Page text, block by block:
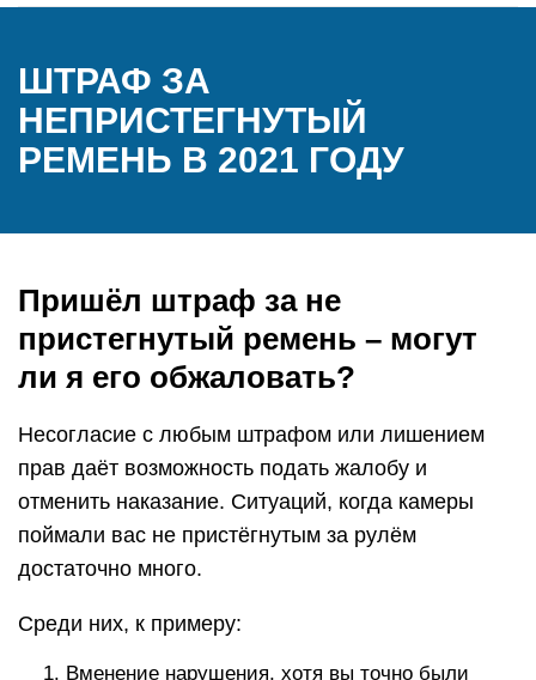
ШТРАФ ЗА
НЕПРИСТЕГНУТЫЙ
РЕМЕНЬ В 2021 ГОДУ
Пришёл штраф за не
пристегнутый ремень – могут
ли я его обжаловать?
Несогласие с любым штрафом или лишением
прав даёт возможность подать жалобу и
отменить наказание. Ситуаций, когда камеры
поймали вас не пристёгнутым за рулём
достаточно много.
Среди них, к примеру:
Вменение нарушения, хотя вы точно были